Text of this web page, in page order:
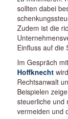
sollten dabei
Zudem ist die
Einfluss auf die
Im Gespräch
Hoffknecht wird
Rechtsanwalt
Beispielen
steuerliche und
vermeiden und